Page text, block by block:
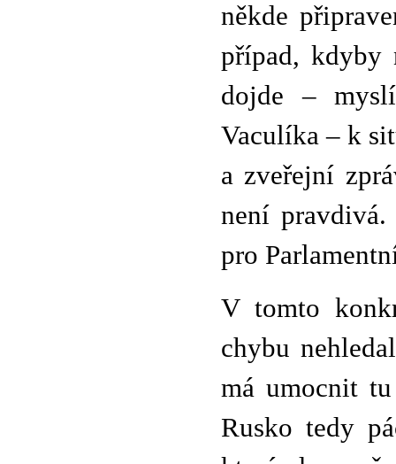
někde
případ, kdyby
dojde –
Vaculíka – k
a zveřejní
není
pro
V tomto
chybu
má umocnit
Rusko tedy